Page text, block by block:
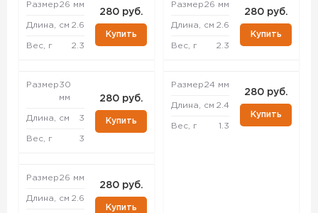
Размер26 мм
Длина, см 2.6
Вес, г 2.3
280 руб.
Купить
Размер30
мм
Длина, см 3
Вес, г 3
280 руб.
Купить
Размер26 мм
Длина, см 2.6
280 руб.
Купить
Размер26 мм
Длина, см 2.6
Вес, г 2.3
280 руб.
Купить
Размер24 мм
Длина, см 2.4
Вес, г 1.3
280 руб.
Купить